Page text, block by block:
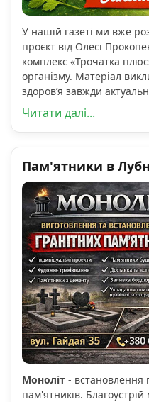
У нашій газеті ми вже
проєкт від Олесі
комплекс «Трочатка
організму. Матеріал
здоров’я завжди
Читати далі...
Пам'ятники в
Моноліт - встановлення
пам'ятників.